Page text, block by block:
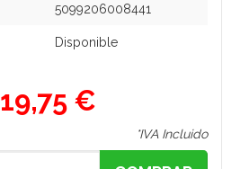
5099206008441
Disponible
19,75 €
*IVA Incluido